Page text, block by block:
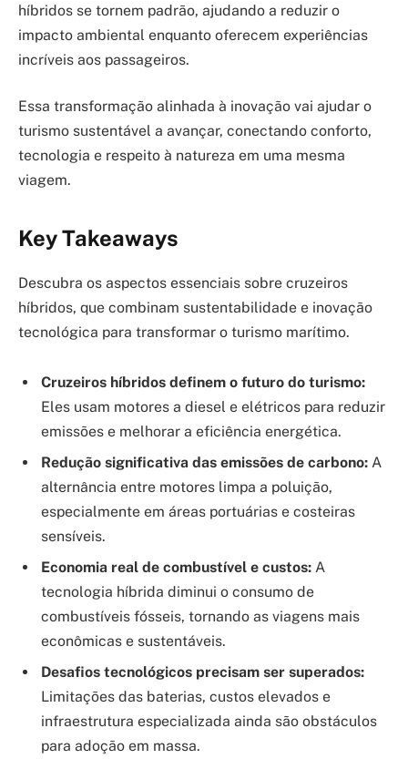
híbridos se tornem padrão, ajudando a reduzir o
impacto ambiental enquanto oferecem experiências
incríveis aos passageiros.
Essa transformação alinhada à inovação vai ajudar o
turismo sustentável a avançar, conectando conforto,
tecnologia e respeito à natureza em uma mesma
viagem.
Key Takeaways
Descubra os aspectos essenciais sobre cruzeiros
híbridos, que combinam sustentabilidade e inovação
tecnológica para transformar o turismo marítimo.
Cruzeiros híbridos definem o futuro do turismo:
Eles usam motores a diesel e elétricos para reduzir
emissões e melhorar a eficiência energética.
Redução significativa das emissões de carbono: A
alternância entre motores limpa a poluição,
especialmente em áreas portuárias e costeiras
sensíveis.
Economia real de combustível e custos: A
tecnologia híbrida diminui o consumo de
combustíveis fósseis, tornando as viagens mais
econômicas e sustentáveis.
Desafios tecnológicos precisam ser superados:
Limitações das baterias, custos elevados e
infraestrutura especializada ainda são obstáculos
para adoção em massa.